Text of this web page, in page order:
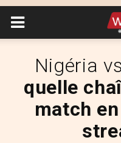
Nigéria
quelle
match